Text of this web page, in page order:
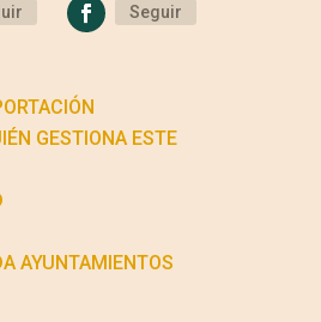
Seguir
GESTIONA ESTE
AYUNTAMIENTOS